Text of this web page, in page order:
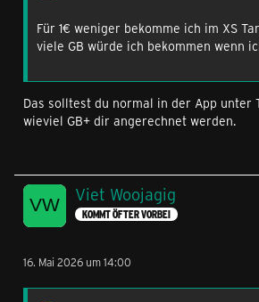
Für 1€ weniger bekomme ich im XS
viele GB würde ich bekommen wenn
Das solltest du normal in der App unter
wieviel GB+ dir angerechnet werden.
Viet Woojagig
KOMMT ÖFTER VORBEI
16. Mai 2026 um 14:00